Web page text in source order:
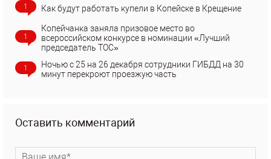
1 Как будут работать купели в Копейске в Крещение
1
Копейчанка заняла призовое место во
всероссийском конкурсе в номинации «Лучший
председатель ТОС»
1
Ночью с 25 на 26 декабря сотрудники ГИБДД на 30
минут перекроют проезжую часть
Оставить комментарий